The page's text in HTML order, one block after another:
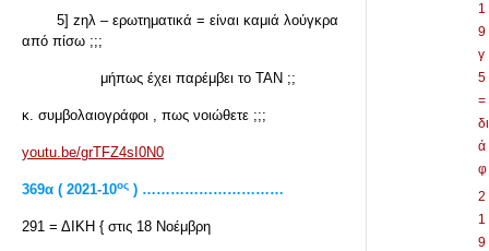
5] zηλ – ερωτηματικά = είναι καμιά λούγκρα
από πίσω ;;;
μήπως έχει παρέμβει το ΤΑΝ ;;
κ. συμβολαιογράφοι , πως νοιώθετε ;;;
youtu.be/grTFZ4sI0N0
369α ( 2021-10ος ) …………………………
291 = ΔΙΚΗ { στις 18 Νοέμβρη
1
9
γ
5
=
δι
ά
φ
2
1
9